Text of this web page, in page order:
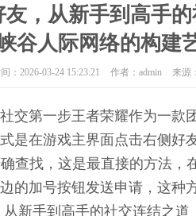
，从新手到高手
谷人际网络的构建
：2026-03-24 15:23:21 作者：admin 来源
交第一步王者荣耀作为一款
是在游戏主界面点击右侧好
查找，这是最直接的方法，
的加号按钮发送申请，这种
新手到高手的社交连结之